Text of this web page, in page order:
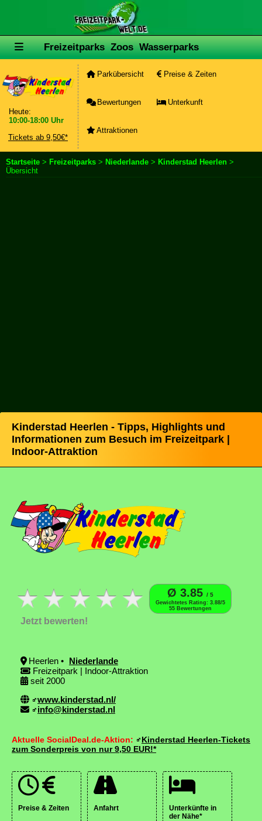
Freizeitparks Zoos Wasserparks
Heute:
10:00-18:00 Uhr
Tickets ab 9,50€*
Parkübersicht Preise & Zeiten
Bewertungen Unterkunft
Attraktionen
Startseite > Freizeitparks > Niederlande > Kinderstad Heerlen >
Übersicht
Kinderstad Heerlen - Tipps, Highlights und
Informationen zum Besuch im Freizeitpark |
Indoor-Attraktion
Ø 3.85 / 5
Gewichtetes Rating: 3.88/5
55 Bewertungen
Jetzt bewerten!
Heerlen • Niederlande
Freizeitpark | Indoor-Attraktion
seit 2000
www.kinderstad.nl/
info@kinderstad.nl
Aktuelle SocialDeal.de-Aktion:
Kinderstad Heerlen-Tickets
zum Sonderpreis von nur 9,50 EUR!*
Preise & Zeiten Anfahrt
Unterkünfte in
der Nähe*